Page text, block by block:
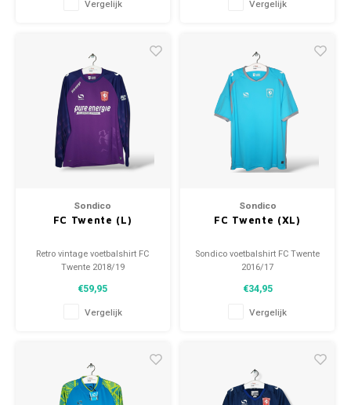
Vergelijk Vergelijk
Sondico
FC Twente (L)
Retro vintage voetbalshirt FC
Twente 2018/19
Algehele staat shirt: 9.5/10
(gebruikt)
€59,95
Vergelijk
Sondico
FC Twente (XL)
Sondico voetbalshirt FC Twente
2016/17
Conditie: 9.5/10 (gebruikt)
€34,95
Vergelijk